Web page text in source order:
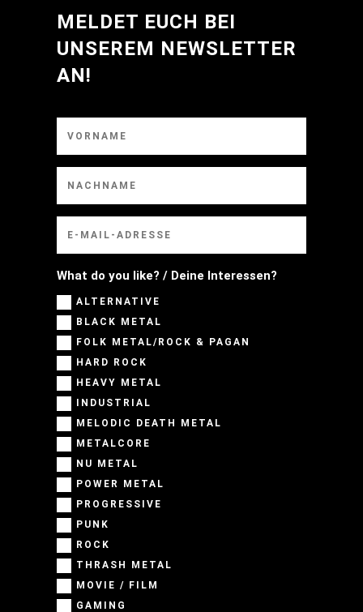
MELDET EUCH BEI
UNSEREM NEWSLETTER
AN!
What do you like? / Deine Interessen?
ALTERNATIVE
BLACK METAL
FOLK METAL/ROCK & PAGAN
HARD ROCK
HEAVY METAL
INDUSTRIAL
MELODIC DEATH METAL
METALCORE
NU METAL
POWER METAL
PROGRESSIVE
PUNK
ROCK
THRASH METAL
MOVIE / FILM
GAMING